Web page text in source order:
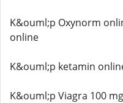
K&ouml;p Oxynorm
online
K&ouml;p ketamin
K&ouml;p Viagra 100